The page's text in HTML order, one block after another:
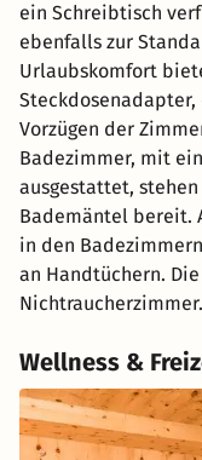
ein Schreibtisch
ebenfalls zur
Urlaubskomfort
Steckdosenadapter,
Vorzügen der
Badezimmer, mit
ausgestattet,
Bademäntel bereit.
in den
an Handtüchern.
Nichtraucherzimmer.
Wellness &